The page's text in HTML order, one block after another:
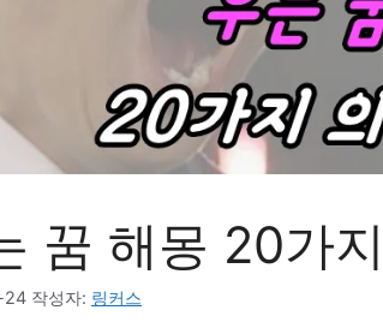
꿈 해몽 20가
24 작성자: 링커스